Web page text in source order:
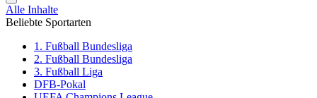
Alle Inhalte
Beliebte Sportarten
1. Fußball Bundesliga
2. Fußball Bundesliga
3. Fußball Liga
DFB-Pokal